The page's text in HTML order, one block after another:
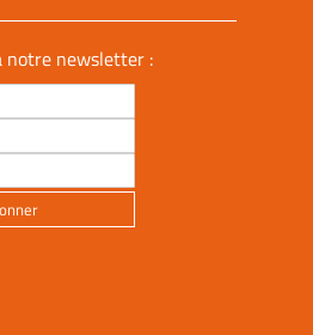
notre newsletter :